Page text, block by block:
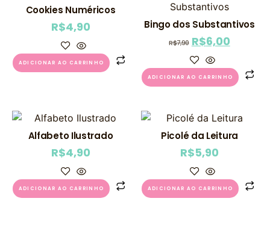
Cookies Numéricos
R$4,90
ADICIONAR AO CARRINHO
Bingo dos Substantivos
R$7,90 R$6,00
ADICIONAR AO CARRINHO
Alfabeto Ilustrado
R$4,90
ADICIONAR AO CARRINHO
Picolé da Leitura
R$5,90
ADICIONAR AO CARRINHO